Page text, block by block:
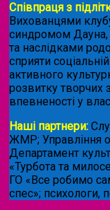
Співпраця з
Вихованцями
синдромом Дауна,
та наслідками
сприяти
активного
розвитку творчих
впевненості у
Наші партнери:
ЖМР; Управління
Департамент
«Турбота та
ГО «Все робимо
спес»; психологи,